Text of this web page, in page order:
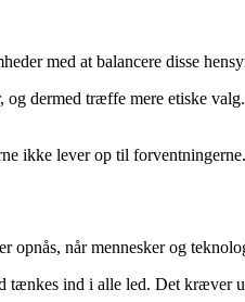
med at balancere disse
dermed træffe mere etiske
ikke lever op til forventningerne.
opnås, når mennesker og
ind i alle led. Det kræver